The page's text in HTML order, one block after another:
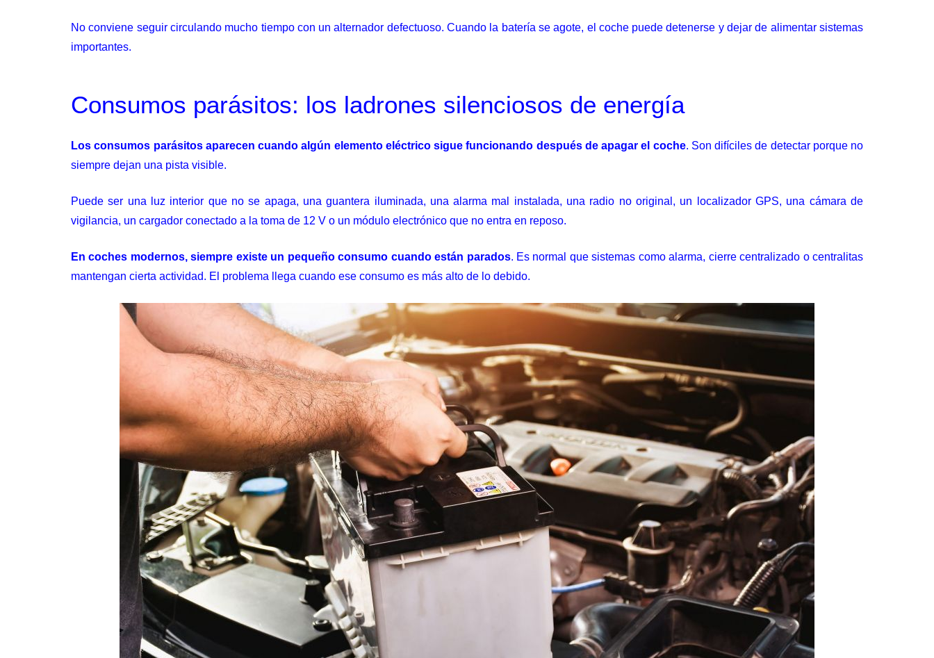
No conviene seguir circulando mucho tiempo con un alternador defectuoso. Cuando la batería se agote, el coche puede detenerse y dejar de alimentar sistemas
importantes.
Consumos parásitos: los ladrones silenciosos de energía
Los consumos parásitos aparecen cuando algún elemento eléctrico sigue funcionando después de apagar el coche. Son difíciles de detectar porque no
siempre dejan una pista visible.
Puede ser una luz interior que no se apaga, una guantera iluminada, una alarma mal instalada, una radio no original, un localizador GPS, una cámara de
vigilancia, un cargador conectado a la toma de 12 V o un módulo electrónico que no entra en reposo.
En coches modernos, siempre existe un pequeño consumo cuando están parados. Es normal que sistemas como alarma, cierre centralizado o centralitas
mantengan cierta actividad. El problema llega cuando ese consumo es más alto de lo debido.